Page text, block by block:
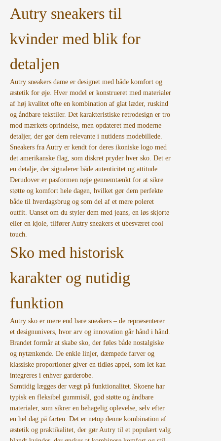
Autry sneakers til
kvinder med blik for
detaljen
Autry sneakers dame er designet med både komfort og
æstetik for øje. Hver model er konstrueret med materialer
af høj kvalitet ofte en kombination af glat læder, ruskind
og åndbare tekstiler. Det karakteristiske retrodesign er tro
mod mærkets oprindelse, men opdateret med moderne
detaljer, der gør dem relevante i nutidens modebillede.
Sneakers fra Autry er kendt for deres ikoniske logo med
det amerikanske flag, som diskret pryder hver sko. Det er
en detalje, der signalerer både autenticitet og attitude.
Derudover er pasformen nøje gennemtænkt for at sikre
støtte og komfort hele dagen, hvilket gør dem perfekte
både til hverdagsbrug og som del af et mere poleret
outfit. Uanset om du styler dem med jeans, en løs skjorte
eller en kjole, tilfører Autry sneakers et ubesværet cool
touch.
Sko med historisk
karakter og nutidig
funktion
Autry sko er mere end bare sneakers – de repræsenterer
et designunivers, hvor arv og innovation går hånd i hånd.
Brandet formår at skabe sko, der føles både nostalgiske
og nytænkende. De enkle linjer, dæmpede farver og
klassiske proportioner giver en tidløs appel, som let kan
integreres i enhver garderobe.
Samtidig lægges der vægt på funktionalitet. Skoene har
typisk en fleksibel gummisål, god støtte og åndbare
materialer, som sikrer en behagelig oplevelse, selv efter
en hel dag på farten. Det er netop denne kombination af
æstetik og praktikalitet, der gør Autry til et populært valg